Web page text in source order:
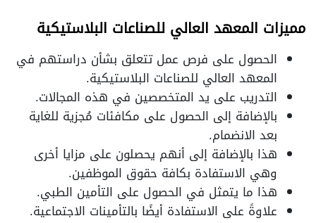
مميزات المعهد العالي للصناعات البلاستيكية
الحصول على فرص عمل تتعلق بشأن دراستهم في
المعهد العالي للصناعات البلاستيكية.
التدريب على يد المتخصصين في هذه المجالات.
بالإضافة إلى الحصول على مكافئات مُجزية للغاية
بعد الانضمام.
هذا بالإضافة إلى أنهم يحصلون على مزايا أخرى
وهي الاستفادة بكافة حقوق الموظفين.
هذا ما يتمثل في الحصول على التأمين الطبي.
علاوةً على الاستفادة أيضًا بالتأمينات الاجتماعية.